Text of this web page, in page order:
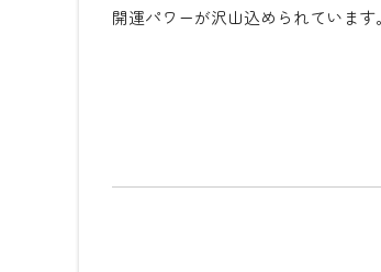
開運パワーが沢山込められています。